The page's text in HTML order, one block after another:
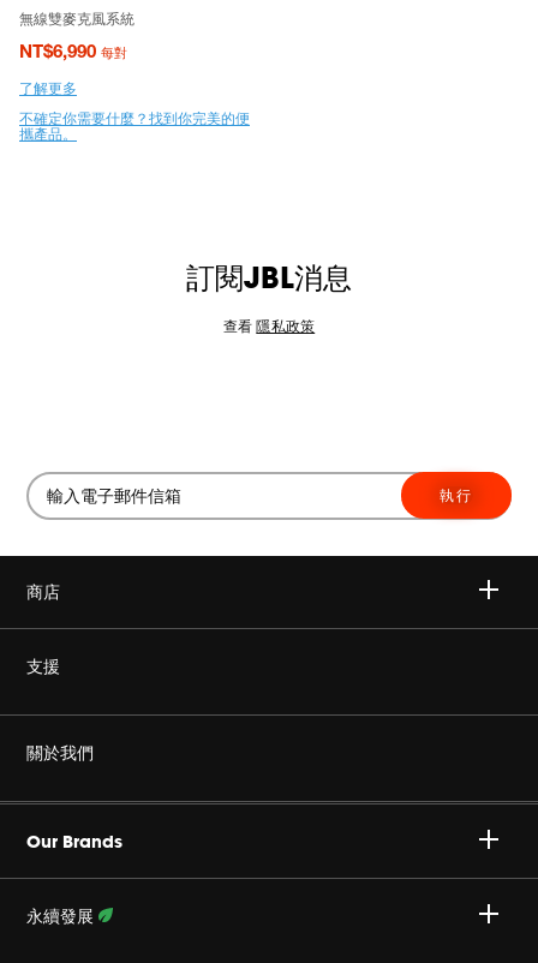
無線雙麥克風系統
NT$6,990 每對
了解更多
不確定你需要什麼？找到你完美的便
攜產品。
訂閱JBL消息
查看隱私政策
執行
商店
無線
耳機
JBL Quantum 系列
支援
非仿冒
授權經銷商
關於我們
Our Brands
永續發展